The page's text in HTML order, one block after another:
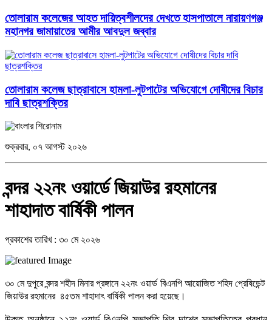
তোলারাম কলেজের আহত দায়িত্বশীলদের দেখতে হাসপাতালে নারায়ণগঞ্জ
মহানগর জামায়াতের আমীর আবদুল জব্বার
তোলারাম কলেজ ছাত্রাবাসে হামলা-লুটপাটের অভিযোগে দোষীদের বিচার
দাবি ছাত্রশক্তির
শুক্রবার, ০৭ আগস্ট ২০২৬
বন্দর ২২নং ওয়ার্ডে জিয়াউর রহমানের
শাহাদাত বার্ষিকী পালন
প্রকাশের তারিখ : ৩০ মে ২০২৬
৩০ মে দুপুরে বন্দর শহীদ মিনার প্রঙ্গানে ২২নং ওয়ার্ড বিএনপি আয়োজিত শহিদ প্রেষিডেন্ট
জিয়াউর রহমানের ৪৫তম শাহাদাৎ বার্ষিকী পালন করা হয়েছে।